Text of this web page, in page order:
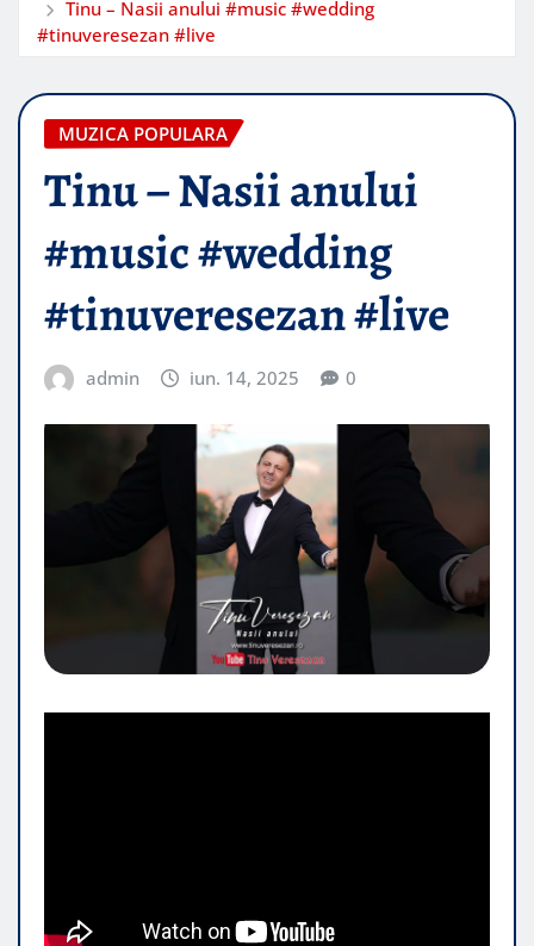
Tinu – Nasii anului #music #wedding
#tinuveresezan #live
MUZICA POPULARA
Tinu – Nasii anului
#music #wedding
#tinuveresezan #live
admin iun. 14, 2025 0